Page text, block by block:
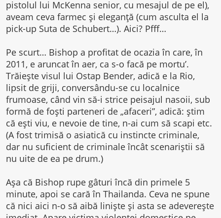
pistolul lui McKenna senior, cu mesajul de pe el),
aveam ceva farmec și eleganță (cum asculta el la
pick-up Suta de Schubert…). Aici? Pfff…
Pe scurt… Bishop a profitat de ocazia în care, în
2011, e aruncat în aer, ca s-o facă pe mortu’.
Trăiește visul lui Ostap Bender, adică e la Rio,
lipsit de griji, conversându-se cu localnice
frumoase, când vin să-i strice peisajul nasoii, sub
formă de foști parteneri de „afaceri”, adică: știm
că ești viu, e nevoie de tine, n-ai cum să scapi etc.
(A fost trimisă o asiatică cu instincte criminale,
dar nu suficient de criminale încât scenariștii să
nu uite de ea pe drum.)
Așa că Bishop rupe gâturi încă din primele 5
minute, apoi se cară în Thailanda. Ceva ne spune
că nici aici n-o să aibă liniște și asta se adeverește